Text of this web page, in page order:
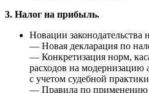
3. Налог на прибыль.
Новации законодательства
— Новая декларация по
— Конкретизация норм,
расходов на модернизацию
с учетом судебной
— Правила по применению